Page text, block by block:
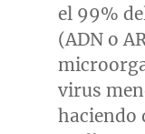
el 99%
(ADN o
virus
haciendo